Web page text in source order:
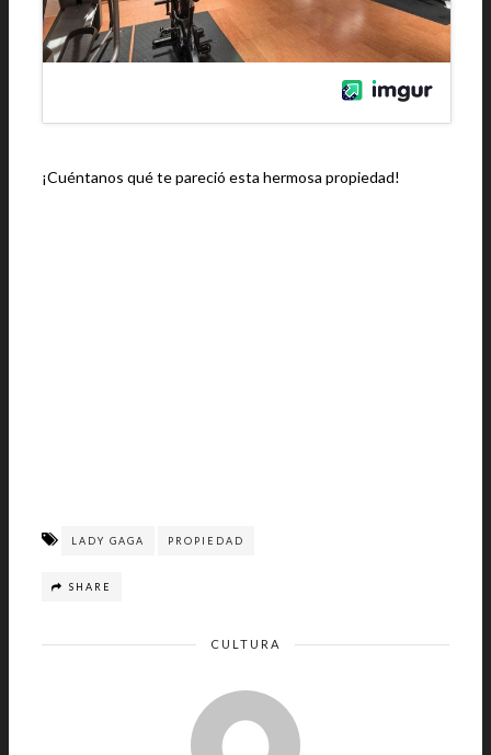
¡Cuéntanos qué te pareció esta hermosa propiedad!
LADY GAGA PROPIEDAD
SHARE
CULTURA